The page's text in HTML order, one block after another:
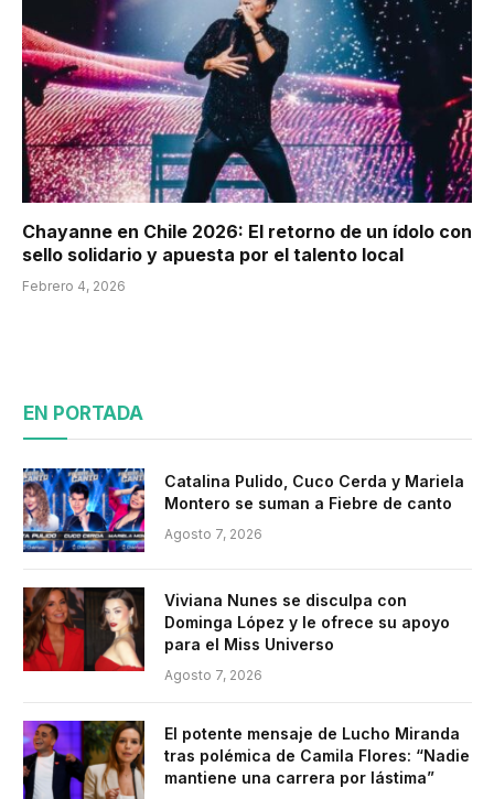
Chayanne en Chile 2026: El retorno de un ídolo con
sello solidario y apuesta por el talento local
Febrero 4, 2026
EN PORTADA
Catalina Pulido, Cuco Cerda y Mariela
Montero se suman a Fiebre de canto
Agosto 7, 2026
Viviana Nunes se disculpa con
Dominga López y le ofrece su apoyo
para el Miss Universo
Agosto 7, 2026
El potente mensaje de Lucho Miranda
tras polémica de Camila Flores: “Nadie
mantiene una carrera por lástima”